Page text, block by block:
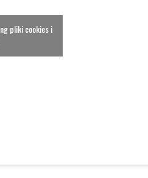
pliki cookies i